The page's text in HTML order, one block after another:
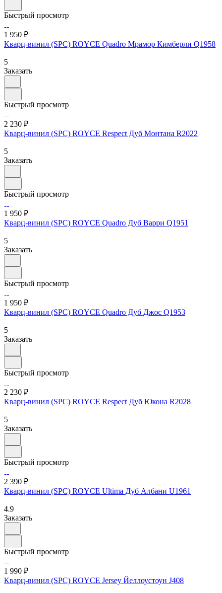
Быстрый просмотр
1 950 ₽
Кварц-винил (SPC) ROYCE Quadro Мрамор Кимберли Q1958
5
Заказать
Быстрый просмотр
2 230 ₽
Кварц-винил (SPC) ROYCE Respect Дуб Монтана R2022
5
Заказать
Быстрый просмотр
1 950 ₽
Кварц-винил (SPC) ROYCE Quadro Дуб Варри Q1951
5
Заказать
Быстрый просмотр
1 950 ₽
Кварц-винил (SPC) ROYCE Quadro Дуб Джос Q1953
5
Заказать
Быстрый просмотр
2 230 ₽
Кварц-винил (SPC) ROYCE Respect Дуб Юкона R2028
5
Заказать
Быстрый просмотр
2 390 ₽
Кварц-винил (SPC) ROYCE Ultima Дуб Албани U1961
4.9
Заказать
Быстрый просмотр
1 990 ₽
Кварц-винил (SPC) ROYCE Jersey Йеллоустоун J408